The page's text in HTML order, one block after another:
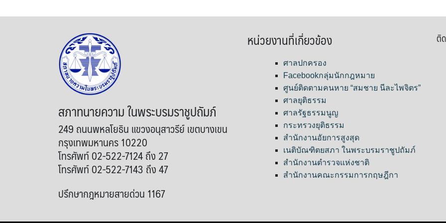
สภาทนายความ ในพระบรมราชูปถัมภ์
249 ถนนพหลโยธิน แขวงอนุสาวรีย์ เขตบางเขน
กรุงเทพมหานคร 10220
โทรศัพท์ 02-522-7124 ถึง 27
โทรศัพท์ 02-522-7143 ถึง 47
ปรึกษากฎหมายสายด่วน 1167
หน่วยงานที่เกี่ยวข้อง
ศาลปกครอง
Facebookกลุ่มนักกฎหมาย
ศูนย์ติดตามคนหาย “สมชาย นีละไพจิตร”
ศาลยุติธรรม
ศาลรัฐธรรมนูญ
กระทรวงยุติธรรม
สำนักงานอัยการสูงสุด
เนติบัณฑิตยสภา ในพระบรมราชูปถัมภ์
สำนักงานตำรวจแห่งชาติ
สำนักงานคณะกรรมการกฤษฎีกา
ติ